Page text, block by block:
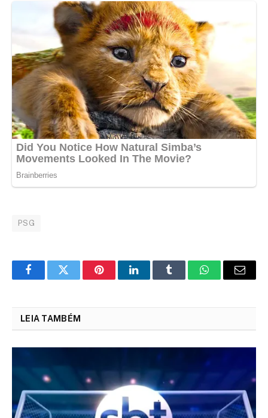
PSG
FacebookTwitter PinterestLinkedInTumblr WhatsAppEmail
LEIA TAMBÉM